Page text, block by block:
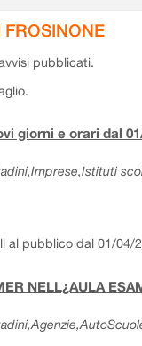
FROSINONE
pubblicati.
giorni e orari dal
al pubblico dal 01/04/
NELL¿AULA